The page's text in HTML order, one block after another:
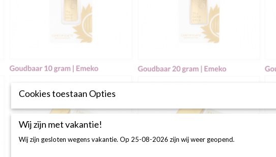
Cookies toestaan Opties
Wij zijn met vakantie!
Wij zijn gesloten wegens vakantie. Op 25-08-2026 zijn wij weer geopend.